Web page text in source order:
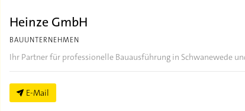
Heinze GmbH
BAUUNTERNEHMEN
Ihr Partner für professionelle Bauausführung in Schwanewede
E-Mail